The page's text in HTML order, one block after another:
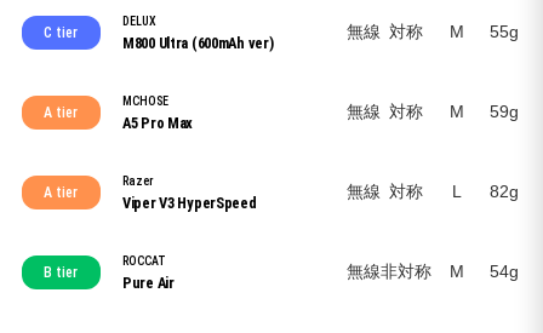
C tier
DELUX
M800 Ultra (600mAh ver)
無線 対称 M 55g
A tier
MCHOSE
A5 Pro Max
無線 対称 M 59g
A tier
Razer
Viper V3 HyperSpeed
無線 対称 L 82g
B tier
ROCCAT
Pure Air
無線非対称 M 54g